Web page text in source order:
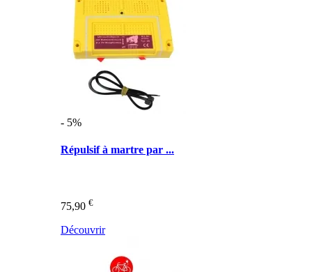
- 5%
Répulsif à martre par ...
75,90 €
Découvrir